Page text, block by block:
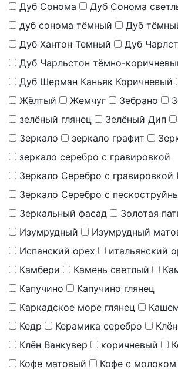
Дуб Сонома
Дуб Сонома
дуб сонома тёмный
Дуб
Дуб Хантон Темный
Дуб
Дуб Чарльстон тёмно-
Дуб Шерман Каньяк Коричневый
Жёлтый
Жемчуг Зебрано
зелёный глянец
Зелёный Дип
Зеркало
зеркало графит
зеркало серебро с гравировкой
Зеркало Серебро с гравировкой
Зеркало Серебро с
Зеркальный фасад
Золотая
Изумрудный
Изумрудный
Испанский орех
итальянский
Камбери
Камень светлый
Капучино
Капучино глянец
Каркадское море глянец
Кедр
Керамика серебро
Клён
Клён Ванкувер
коричневый
Кофе матовый
Кофе с молоком